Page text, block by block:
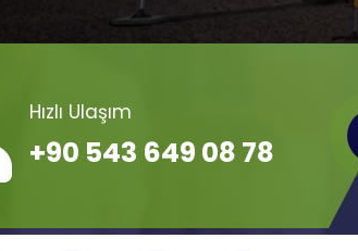
Hızlı Ulaşım
+90 543 649 08 78